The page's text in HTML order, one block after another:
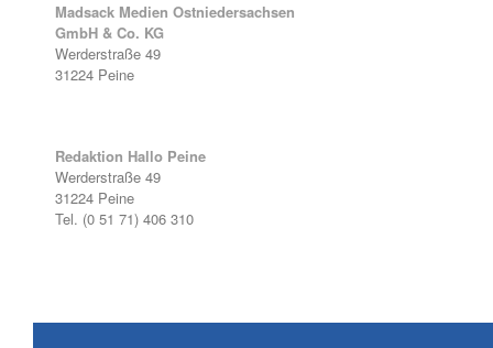
Madsack Medien Ostniedersachsen
GmbH & Co. KG
Werderstraße 49
31224 Peine
Redaktion Hallo Peine
Werderstraße 49
31224 Peine
Tel. (0 51 71) 406 310